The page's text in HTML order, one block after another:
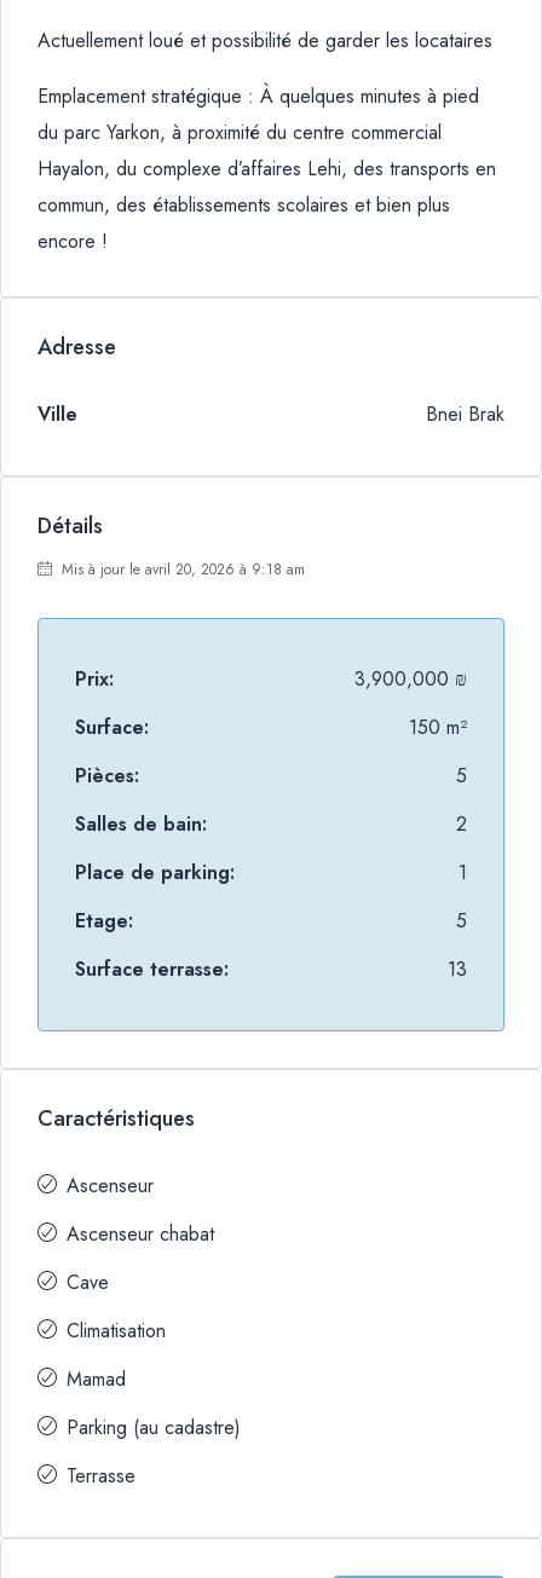
Actuellement loué et possibilité de garder les locataires
Emplacement stratégique : À quelques minutes à pied
du parc Yarkon, à proximité du centre commercial
Hayalon, du complexe d’affaires Lehi, des transports en
commun, des établissements scolaires et bien plus
encore !
Adresse
Ville Bnei Brak
Détails
Mis à jour le avril 20, 2026 à 9:18 am
Prix:
3,900,000 ₪
Surface:
150 m²
Pièces:
5
Salles de bain:
2
Place de parking:
1
Etage:
5
Surface terrasse:
13
Caractéristiques
Ascenseur
Ascenseur chabat
Cave
Climatisation
Mamad
Parking (au cadastre)
Terrasse